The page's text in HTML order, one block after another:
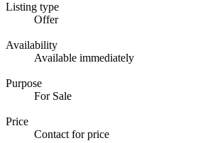
Listing type
Offer
Availability
Available immediately
Purpose
For Sale
Price
Contact for price